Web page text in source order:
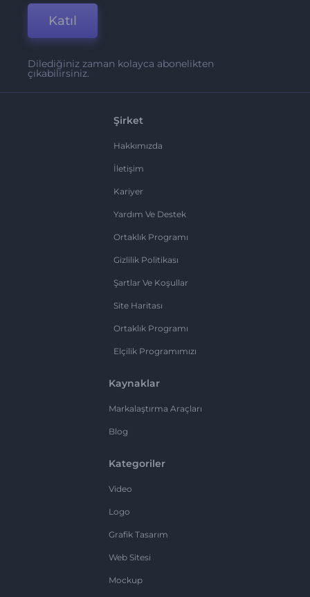
Katıl
Dilediğiniz zaman kolayca abonelikten
çıkabilirsiniz.
Şirket
Hakkımızda
İletişim
Kariyer
Yardım Ve Destek
Ortaklık Programı
Gizlilik Politikası
Şartlar Ve Koşullar
Site Haritası
Ortaklık Programı
Elçilik Programımızı
Kaynaklar
Markalaştırma Araçları
Blog
Kategoriler
Video
Logo
Grafik Tasarım
Web Sitesi
Mockup